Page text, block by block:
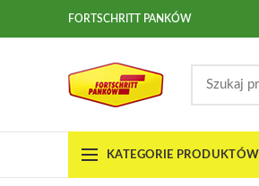
FORTSCHRITT PANKÓW
KATEGORIE PRODUKTÓW